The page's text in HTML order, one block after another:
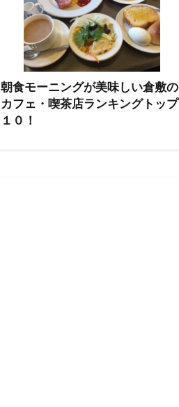
朝食モーニングが美味しい倉敷の
カフェ・喫茶店ランキングトップ
１０！